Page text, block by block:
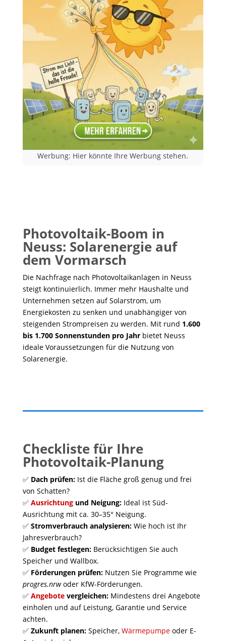
Werbung: Hier könnte Ihre Werbung stehen.
Photovoltaik-Boom in
Neuss: Solarenergie auf
dem Vormarsch
Die Nachfrage nach Photovoltaikanlagen in Neuss
steigt kontinuierlich. Immer mehr Haushalte und
Unternehmen setzen auf Solarstrom, um
Energiekosten zu senken und unabhängiger von
steigenden Strompreisen zu werden. Mit rund 1.600
bis 1.700 Sonnenstunden pro Jahrbietet Neuss
ideale Voraussetzungen für die Nutzung von
Solarenergie.
Checkliste für Ihre
Photovoltaik-Planung
✅ Dach prüfen:Ist die Fläche groß genug und frei
von Schatten?
✅ Ausrichtungund Neigung:Ideal ist Süd-
Ausrichtung mit ca. 30–35° Neigung.
✅ Stromverbrauch analysieren:Wie hoch ist Ihr
Jahresverbrauch?
✅ Budget festlegen:Berücksichtigen Sie auch
Speicher und Wallbox.
✅ Förderungen prüfen:Nutzen Sie Programme wie
progres.nrwoder KfW-Förderungen.
✅ Angebotevergleichen:Mindestens drei Angebote
einholen und auf Leistung, Garantie und Service
achten.
✅ Zukunft planen:Speicher, Wärmepumpeoder E-